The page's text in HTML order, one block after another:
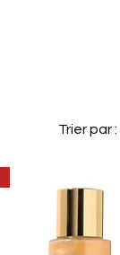
Trier par :